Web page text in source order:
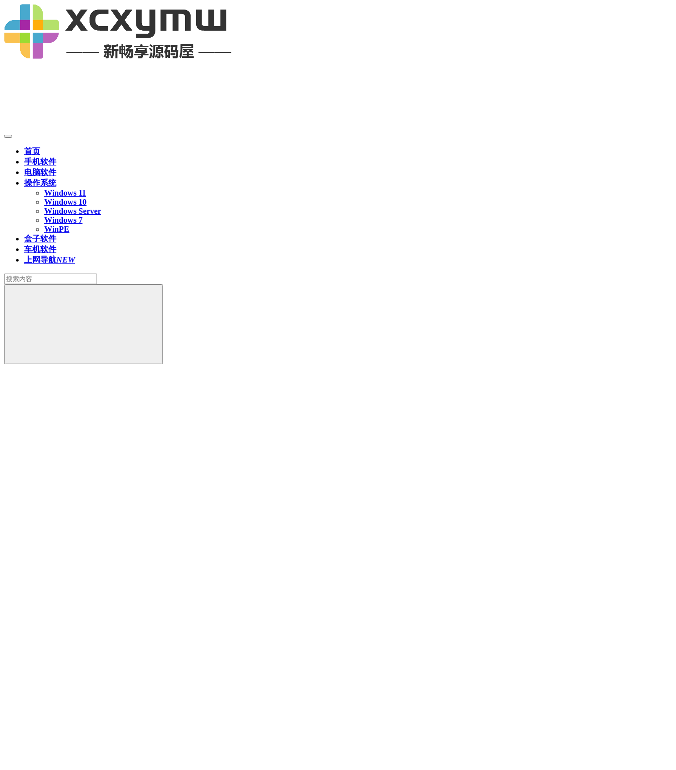
首页
手机软件
电脑软件
操作系统
Windows 11
Windows 10
Windows Server
Windows 7
WinPE
盒子软件
车机软件
上网导航NEW